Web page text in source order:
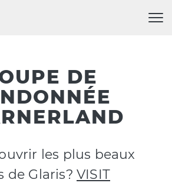
DE
les plus beaux
de Glaris? VISIT